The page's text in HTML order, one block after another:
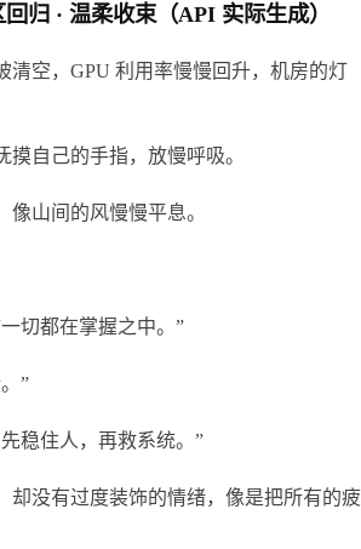
归 · 温柔收束（API 实际生成）
清空，GPU 利用率慢慢回升，机房的灯
自己的手指，放慢呼吸。
山间的风慢慢平息。
切都在掌握之中。”
”
稳住人，再救系统。”
却没有过度装饰的情绪，像是把所有的疲